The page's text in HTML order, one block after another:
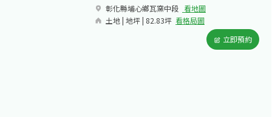
彰化縣埔心鄉瓦窯中段​ 看地圖
土地 | 地坪 | 82.83坪 看格局圖
立即預約